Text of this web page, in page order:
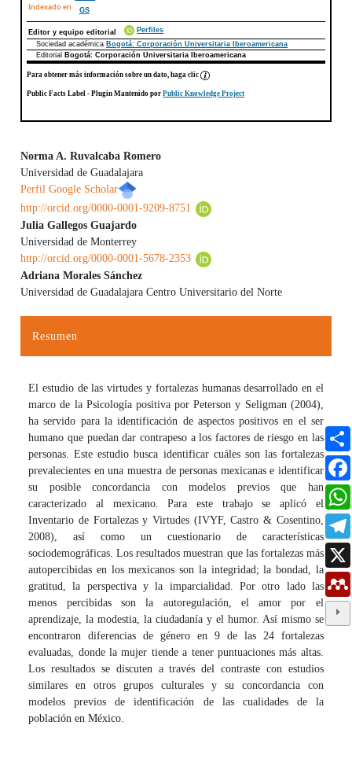
Indexado en
GS
Editor y equipo editorial
Perfiles
Sociedad académica Bogotá: Corporación Universitaria Iberoamericana
Editorial
Bogotá: Corporación Universitaria Iberoamericana
Para obtener más información sobre un dato, haga clic
Public Facts Label - Plugin Mantenido porPublic Knowledge Project
Contenido principal del artículo
Norma A. Ruvalcaba Romero
Universidad de Guadalajara
Perfil Google Scholar
http://orcid.org/0000-0001-9209-8751
Julia Gallegos Guajardo
Universidad de Monterrey
http://orcid.org/0000-0001-5678-2353
Adriana Morales Sánchez
Universidad de Guadalajara Centro Universitario del Norte
Resumen
El estudio de las virtudes y fortalezas humanas desarrollado en el
marco de la Psicología positiva por Peterson y Seligman (2004),
ha servido para la identificación de aspectos positivos en el ser
humano que puedan dar contrapeso a los factores de riesgo en las
personas. Este estudio busca identificar cuáles son las fortalezas
prevalecientes en una muestra de personas mexicanas e identificar
su posible concordancia con modelos previos que han
caracterizado al mexicano. Para este trabajo se aplicó el
Inventario de Fortalezas y Virtudes (IVYF, Castro & Cosentino,
2008), así como un cuestionario de características
sociodemográficas. Los resultados muestran que las fortalezas más
autopercibidas en los mexicanos son la integridad; la bondad, la
gratitud, la perspectiva y la imparcialidad. Por otro lado las
menos percibidas son la autoregulación, el amor por el
aprendizaje, la modestia, la ciudadanía y el humor. Así mismo se
encontraron diferencias de género en 9 de las 24 fortalezas
evaluadas, donde la mujer tiende a tener puntuaciones más altas.
Los resultados se discuten a través del contraste con estudios
similares en otros grupos culturales y su concordancia con
modelos previos de identificación de las cualidades de la
población en México.